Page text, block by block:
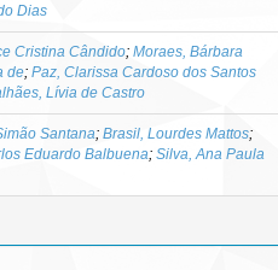
Dias
Cristina Cândido; Moraes, Bárbara
de; Paz, Clarissa Cardoso dos Santos
Lívia de Castro
Santana; Brasil, Lourdes Mattos;
Eduardo Balbuena; Silva, Ana Paula